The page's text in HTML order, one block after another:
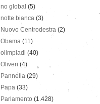
no global (5)
notte bianca (3)
Nuovo Centrodestra (2)
Obama (11)
olimpiadi (40)
Oliveri (4)
Pannella (29)
Papa (33)
Parlamento (1.428)